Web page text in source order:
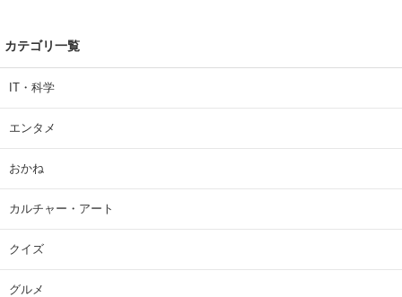
カテゴリ一覧
IT・科学
エンタメ
おかね
カルチャー・アート
クイズ
グルメ